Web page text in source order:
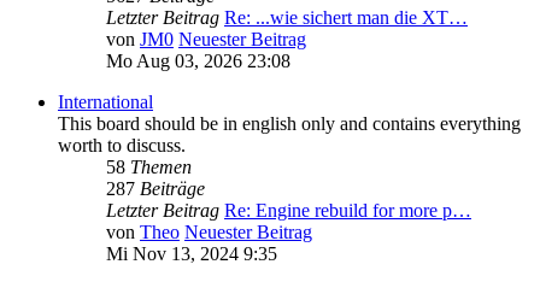
Letzter Beitrag Re: ...wie sichert man die XT…
von JM0 Neuester Beitrag
Mo Aug 03, 2026 23:08
International
This board should be in english only and contains everything
worth to discuss.
58 Themen
287 Beiträge
Letzter Beitrag Re: Engine rebuild for more p…
von Theo Neuester Beitrag
Mi Nov 13, 2024 9:35